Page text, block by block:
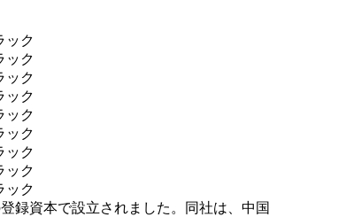
録資本で設立されました。同社は、中国